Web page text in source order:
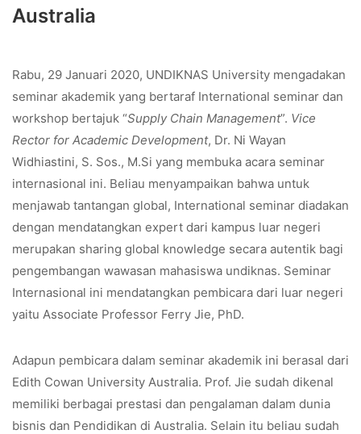
Australia
Rabu, 29 Januari 2020, UNDIKNAS University mengadakan
seminar akademik yang bertaraf International seminar dan
workshop bertajuk “Supply Chain Management”. Vice
Rector for Academic Development, Dr. Ni Wayan
Widhiastini, S. Sos., M.Si yang membuka acara seminar
internasional ini. Beliau menyampaikan bahwa untuk
menjawab tantangan global, International seminar diadakan
dengan mendatangkan expert dari kampus luar negeri
merupakan sharing global knowledge secara autentik bagi
pengembangan wawasan mahasiswa undiknas. Seminar
Internasional ini mendatangkan pembicara dari luar negeri
yaitu Associate Professor Ferry Jie, PhD.
Adapun pembicara dalam seminar akademik ini berasal dari
Edith Cowan University Australia. Prof. Jie sudah dikenal
memiliki berbagai prestasi dan pengalaman dalam dunia
bisnis dan Pendidikan di Australia. Selain itu beliau sudah